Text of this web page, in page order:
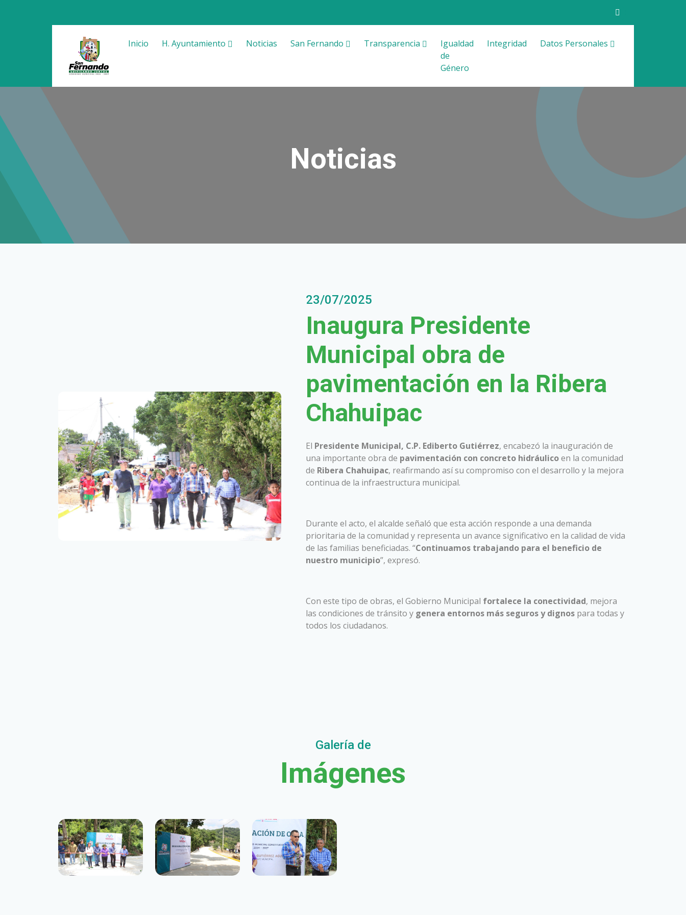
Inicio H. Ayuntamiento Noticias San Fernando Transparencia
Igualdad
de
Género
Integridad Datos Personales
Noticias
23/07/2025
Inaugura Presidente
Municipal obra de
pavimentación en la Ribera
Chahuipac
El Presidente Municipal, C.P. Ediberto Gutiérrez, encabezó la inauguración de
una importante obra de pavimentación con concreto hidráulicoen la comunidad
de Ribera Chahuipac, reafirmando así su compromiso con el desarrollo y la mejora
continua de la infraestructura municipal.
Durante el acto, el alcalde señaló que esta acción responde a una demanda
prioritaria de la comunidad y representa un avance significativo en la calidad de vida
de las familias beneficiadas. “Continuamos trabajando para el beneficio de
nuestro municipio”, expresó.
Con este tipo de obras, el Gobierno Municipal fortalece la conectividad, mejora
las condiciones de tránsito y genera entornos más seguros y dignos para todas y
todos los ciudadanos.
Galería de
Imágenes